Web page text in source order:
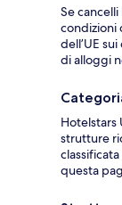
Se
condizioni
dell’UE
di alloggi
Hotelstars
strutture
questa